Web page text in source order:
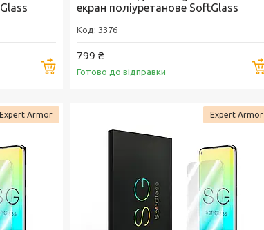
Купити
екран поліуретанове SoftGlass
3376
799 ₴
Готово до відправки
Expert Armor Expert Armor